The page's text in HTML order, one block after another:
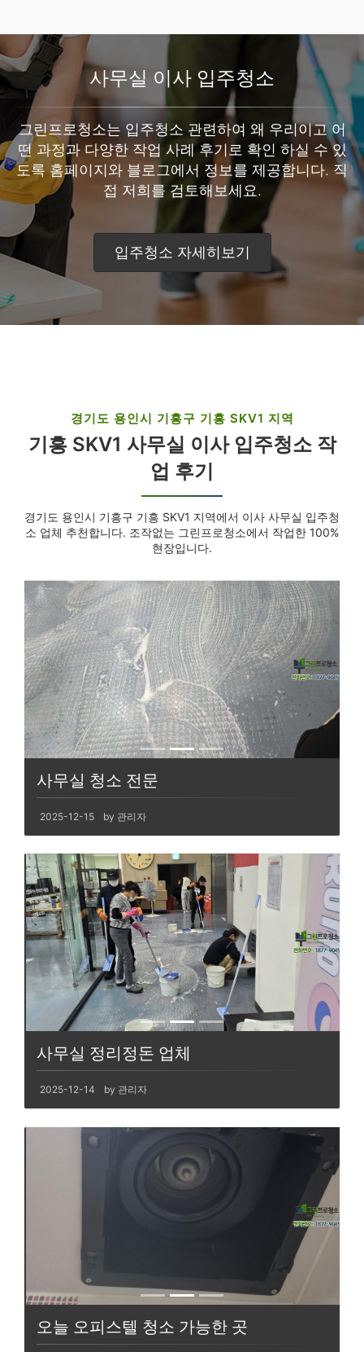
사무실 이사 입주청소
그린프로청소는 입주청소 관련하여 왜 우리이고 어
떤 과정과 다양한 작업 사례 후기로 확인 하실 수 있
도록 홈페이지와 블로그에서 정보를 제공합니다. 직
접 저희를 검토해보세요.
입주청소 자세히보기
경기도 용인시 기흥구 기흥 SKV1 지역
기흥 SKV1 사무실 이사 입주청소 작
업 후기
경기도 용인시 기흥구 기흥 SKV1 지역에서 이사 사무실 입주청
소 업체 추천합니다. 조작없는 그린프로청소에서 작업한 100%
현장입니다.
사무실 청소 전문
2025-12-15 by 관리자
사무실 정리정돈 업체
2025-12-14 by 관리자
오늘 오피스텔 청소 가능한 곳